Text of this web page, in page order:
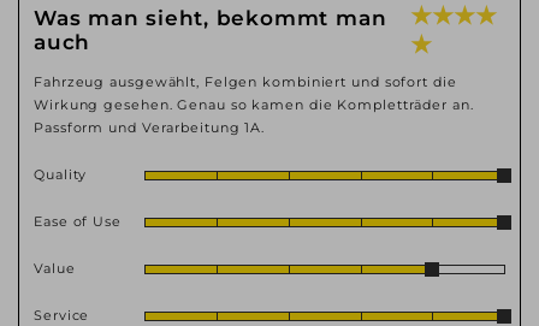
Was man sieht, bekommt man
auch
★ ★ ★ ★
★
Fahrzeug ausgewählt, Felgen kombiniert und sofort die
Wirkung gesehen. Genau so kamen die Kompletträder an.
Passform und Verarbeitung 1A.
Quality
Ease of Use
Value
Service